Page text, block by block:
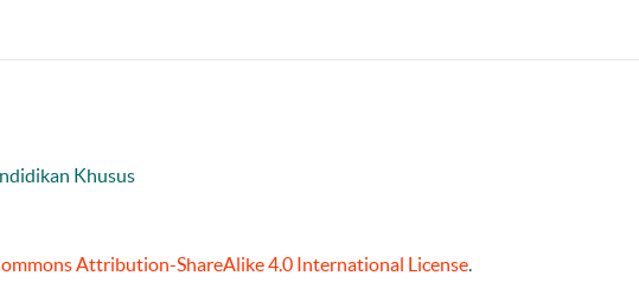
Khusus
Attribution-ShareAlike 4.0 International License.